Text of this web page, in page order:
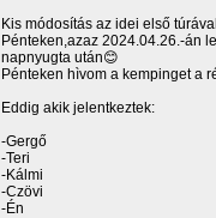
Kis módosítás az idei első
Pénteken,azaz 2024.04.26.-án
napnyugta után😊
Pénteken hìvom a kempinget a
Eddig akik jelentkeztek:
-Gergő
-Teri
-Kálmi
-Czövi
-Én